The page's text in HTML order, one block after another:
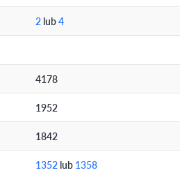
2 lub4
4178
1952
1842
1352 lub 1358